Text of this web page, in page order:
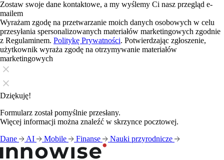
Zostaw swoje dane kontaktowe, a my wyślemy Ci nasz przegląd e-
mailem
Wyrażam zgodę na przetwarzanie moich danych osobowych w celu
przesyłania spersonalizowanych materiałów marketingowych zgodnie
z Regulaminem. Politykę Prywatności. Potwierdzając zgłoszenie,
użytkownik wyraża zgodę na otrzymywanie materiałów
marketingowych
Dziękuję!
Formularz został pomyślnie przesłany.
Więcej informacji można znaleźć w skrzynce pocztowej.
Dane
AI Mobile Finanse Nauki przyrodnicze